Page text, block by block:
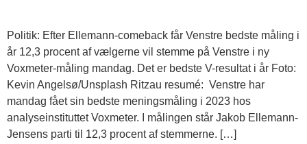
Politik: Efter Ellemann-comeback får Venstre bedste måling i
år 12,3 procent af vælgerne vil stemme på Venstre i ny
Voxmeter-måling mandag. Det er bedste V-resultat i år Foto:
Kevin Angelsø/Unsplash Ritzau resumé: Venstre har
mandag fået sin bedste meningsmåling i 2023 hos
analyseinstituttet Voxmeter. I målingen står Jakob Ellemann-
Jensens parti til 12,3 procent af stemmerne. […]